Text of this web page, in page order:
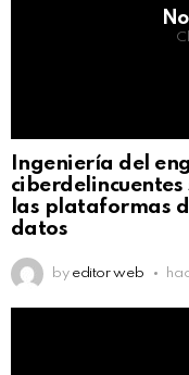
Ingeniería del
las plataformas
datos
by editor web